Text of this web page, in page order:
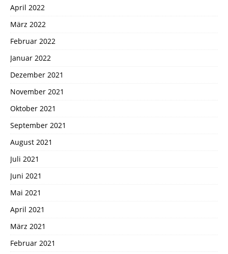
April 2022
März 2022
Februar 2022
Januar 2022
Dezember 2021
November 2021
Oktober 2021
September 2021
August 2021
Juli 2021
Juni 2021
Mai 2021
April 2021
März 2021
Februar 2021